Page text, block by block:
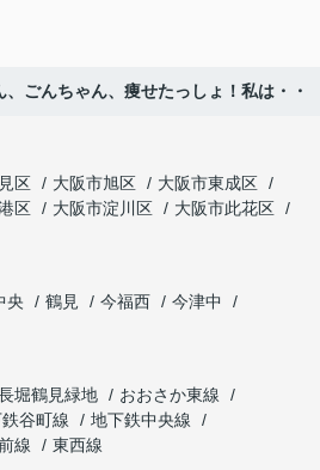
、ごんちゃん、痩せたっしょ！私は・・
区 大阪市旭区
大阪市東成区
区 大阪市淀川区
大阪市此花区
央 鶴見 今福西
今津中
堀鶴見緑地
おおさか東線
谷町線
地下鉄中央線
線
東西線